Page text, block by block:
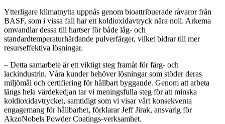
Ytterligare klimatnytta uppnås genom bioattribuerade råvaror från
BASF, som i vissa fall har ett koldioxidavtryck nära noll. Arkema
omvandlar dessa till hartser för både låg- och
standardtemperaturhärdande pulverfärger, vilket bidrar till mer
resurseffektiva lösningar.
– Detta samarbete är ett viktigt steg framåt för färg- och
lackindustrin. Våra kunder behöver lösningar som stöder deras
miljömål och certifiering för hållbart byggande. Genom att arbeta
längs hela värdekedjan tar vi meningsfulla steg för att minska
koldioxidavtrycket, samtidigt som vi visar vårt konsekventa
engagemang för hållbarhet, förklarar Jeff Jirak, ansvarig för
AkzoNobels Powder Coatings-verksamhet.